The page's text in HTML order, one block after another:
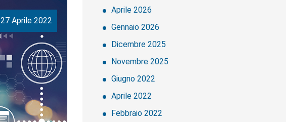
27 Aprile 2022
Aprile 2026
Gennaio 2026
Dicembre 2025
Novembre 2025
Giugno 2022
Aprile 2022
Febbraio 2022